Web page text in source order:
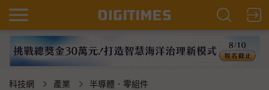
科技網 產業 半導體．零組件